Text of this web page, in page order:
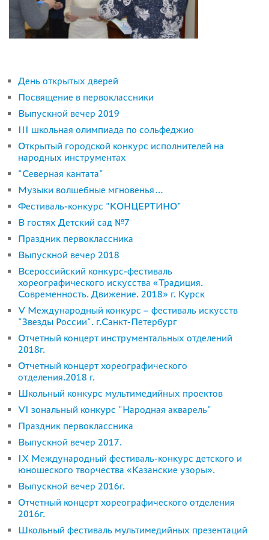
День открытых дверей
Посвящение в первоклассники
Выпускной вечер 2019
III школьная олимпиада по сольфеджио
Открытый городской конкурс исполнителей на
народных инструментах
"Северная кантата"
Музыки волшебные мгновенья…
Фестиваль-конкурс "КОНЦЕРТИНО"
В гостях Детский сад №7
Праздник первоклассника
Выпускной вечер 2018
Всероссийский конкурс-фестиваль
хореографического искусства «Традиция.
Современность. Движение. 2018» г. Курск
V Международный конкурс – фестиваль искусств
"Звезды России". г.Санкт-Петербург
Отчетный концерт инструментальных отделений
2018г.
Отчетный концерт хореографического
отделения.2018 г.
Школьный конкурс мультимедийных проектов
VI зональный конкурс "Народная акварель"
Праздник первоклассника
Выпускной вечер 2017.
IХ Международный фестиваль-конкурс детского и
юношеского творчества «Казанские узоры».
Выпускной вечер 2016г.
Отчетный концерт хореографического отделения
2016г.
Школьный фестиваль мультимедийных презентаций